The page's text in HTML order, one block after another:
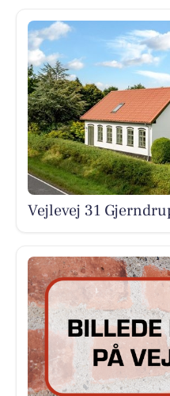
Vejlevej 31